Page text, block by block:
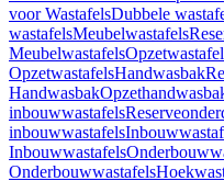
voor WastafelsDubbele
wastafelsMeubelwastafels
Meubelwastafels
OpzetwastafelsHandwasbak
Handwasbak
inbouwwastafels
inbouwwastafels
Inbouwwastafels
Onderbouwwastafels